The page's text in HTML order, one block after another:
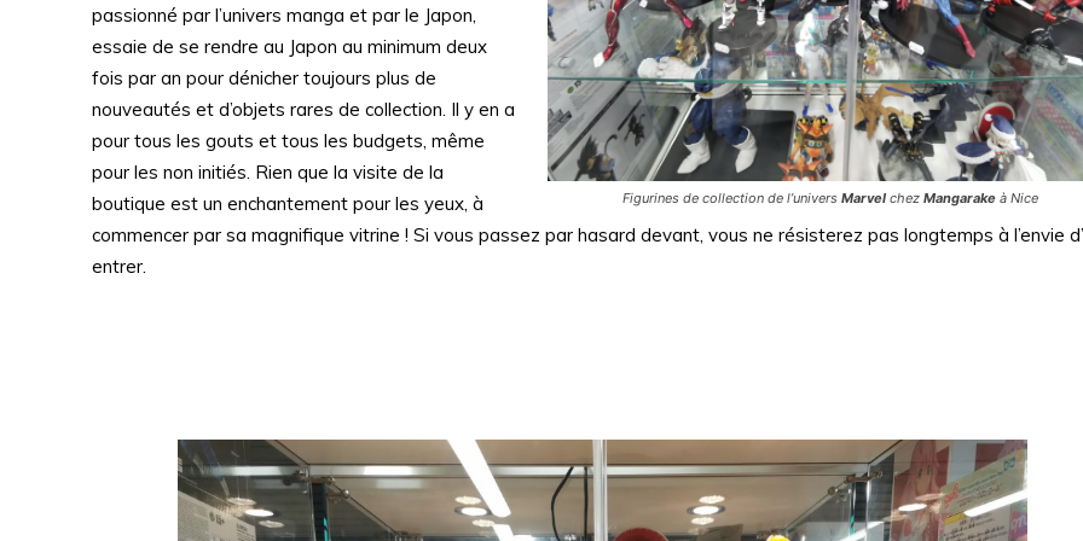
Figurines de collection de l’univers Marvelchez Mangarakeà Nice
passionné par l’univers manga et par le Japon,
essaie de se rendre au Japon au minimum deux
fois par an pour dénicher toujours plus de
nouveautés et d’objets rares de collection. Il y en a
pour tous les gouts et tous les budgets, même
pour les non initiés. Rien que la visite de la
boutique est un enchantement pour les yeux, à
commencer par sa magnifique vitrine ! Si vous passez par hasard devant, vous ne résisterez pas longtemps à l’envie
entrer.